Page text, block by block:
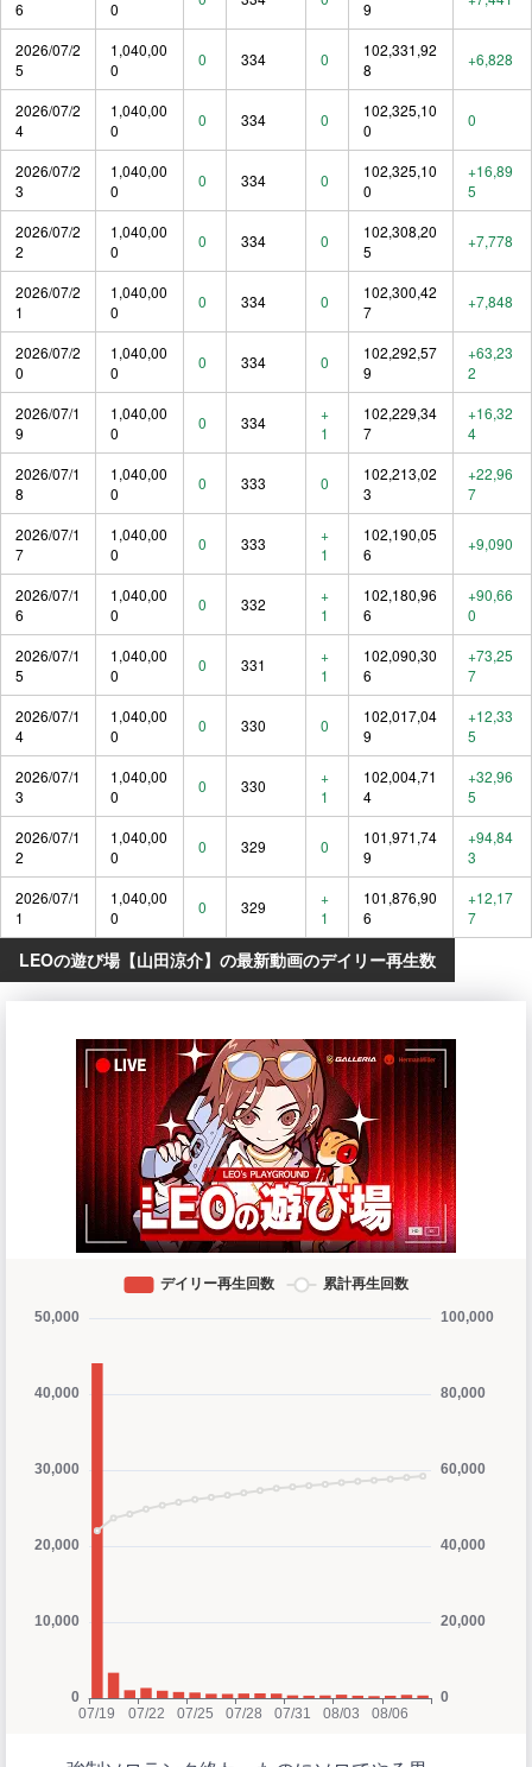
6 0 9
2026/07/2
5
1,040,00
0
0 334 0
102,331,92
8
+6,828
2026/07/2
4
1,040,00
0
0 334 0
102,325,10
0
0
2026/07/2
3
1,040,00
0
0 334 0
102,325,10
0
+16,89
5
2026/07/2
2
1,040,00
0
0 334 0
102,308,20
5
+7,778
2026/07/2
1
1,040,00
0
0 334 0
102,300,42
7
+7,848
2026/07/2
0
1,040,00
0
0 334 0
102,292,57
9
+63,23
2
2026/07/1
9
1,040,00
0
0 334
+
1
102,229,34
7
+16,32
4
2026/07/1
8
1,040,00
0
0 333 0
102,213,02
3
+22,96
7
2026/07/1
7
1,040,00
0
0 333
+
1
102,190,05
6
+9,090
2026/07/1
6
1,040,00
0
0 332
+
1
102,180,96
6
+90,66
0
2026/07/1
5
1,040,00
0
0 331
+
1
102,090,30
6
+73,25
7
2026/07/1
4
1,040,00
0
0 330 0
102,017,04
9
+12,33
5
2026/07/1
3
1,040,00
0
0 330
+
1
102,004,71
4
+32,96
5
2026/07/1
2
1,040,00
0
0 329 0
101,971,74
9
+94,84
3
2026/07/1
1
1,040,00
0
0 329
+
1
101,876,90
6
+12,17
7
LEOの遊び場【山田涼介】の最新動画のデイリー再生数